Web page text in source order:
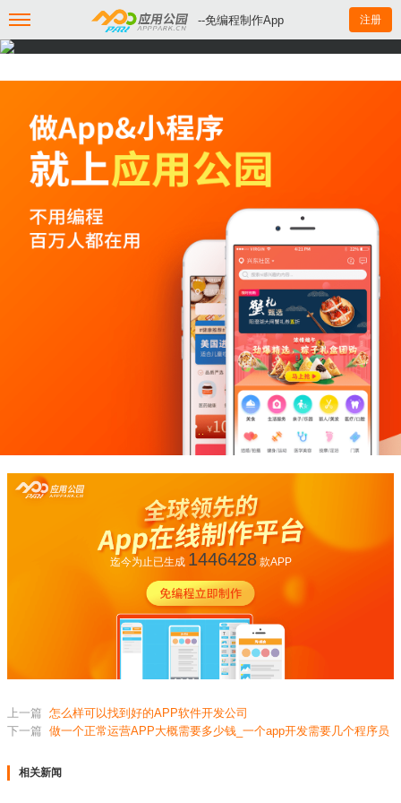
--免编程制作App 注册
迄今为止已生成 1446428款APP
上一篇 怎么样可以找到好的APP软件开发公司
下一篇 做一个正常运营APP大概需要多少钱_一个app开发需要几个程序员
相关新闻